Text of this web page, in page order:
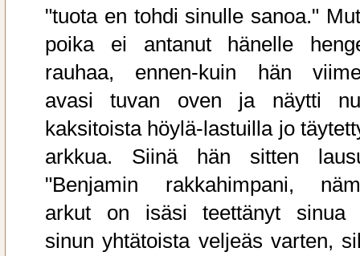
"tuota en tohdi sinulle sanoa."
poika ei antanut hänelle
rauhaa, ennen-kuin hän
avasi tuvan oven ja näytti
kaksitoista höylä-lastuilla jo
arkkua. Siinä hän sitten
"Benjamin rakkahimpani,
arkut on isäsi teettänyt sinua
sinun yhtätoista veljeäs varten,